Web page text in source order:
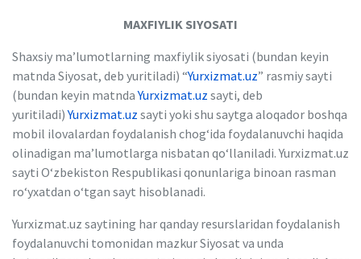
MAXFIYLIK SIYOSATI
Shaxsiy maʼlumotlarning maxfiylik siyosati (bundan keyin
matnda Siyosat, deb yuritiladi) “Yurxizmat.uz” rasmiy sayti
(bundan keyin matndaYurxizmat.uz sayti, deb
yuritiladi)Yurxizmat.uz sayti yoki shu saytga aloqador boshqa
mobil ilovalardan foydalanish chog‘ida foydalanuvchi haqida
olinadigan maʼlumotlarga nisbatan qo‘llaniladi. Yurxizmat.uz
sayti O‘zbekiston Respublikasi qonunlariga binoan rasman
ro‘yxatdan o‘tgan sayt hisoblanadi.
Yurxizmat.uz saytining har qanday resurslaridan foydalanish
foydalanuvchi tomonidan mazkur Siyosat va unda